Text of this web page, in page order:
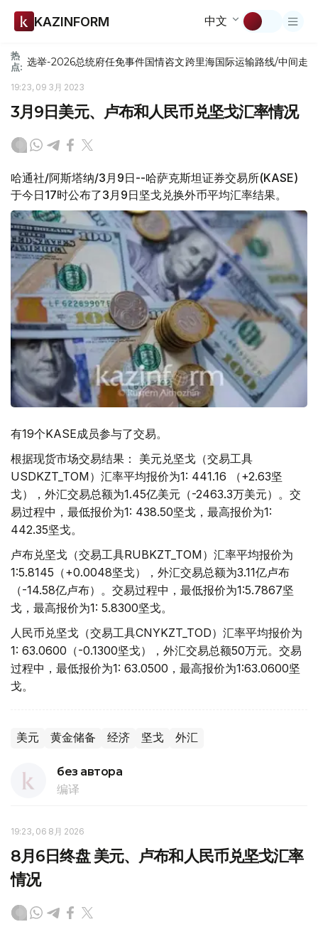
KAZINFORM 中文
热
点: 选举-2026总统府任免事件国情咨文跨里海国际运输路线/中间走廊
19:23, 09 3月 2023
3月9日美元、卢布和人民币兑坚戈汇率情况
哈通社/阿斯塔纳/3月9日--哈萨克斯坦证券交易所(KASE)
于今日17时公布了3月9日坚戈兑换外币平均汇率结果。
有19个KASE成员参与了交易。
根据现货市场交易结果： 美元兑坚戈（交易工具
USDKZT_TOM）汇率平均报价为1: 441.16 （+2.63坚
戈），外汇交易总额为1.45亿美元（-2463.3万美元）。交
易过程中，最低报价为1: 438.50坚戈，最高报价为1:
442.35坚戈。
卢布兑坚戈（交易工具RUBKZT_TOM）汇率平均报价为
1:5.8145（+0.0048坚戈），外汇交易总额为3.11亿卢布
（-14.58亿卢布）。交易过程中，最低报价为1:5.7867坚
戈，最高报价为1: 5.8300坚戈。
人民币兑坚戈（交易工具CNYKZT_TOD）汇率平均报价为
1: 63.0600（-0.1300坚戈），外汇交易总额50万元。交易
过程中，最低报价为1: 63.0500，最高报价为1:63.0600坚
戈。
美元 黄金储备 经济 坚戈 外汇
без автора
编译
19:23, 06 8月 2026
8月6日终盘 美元、卢布和人民币兑坚戈汇率
情况